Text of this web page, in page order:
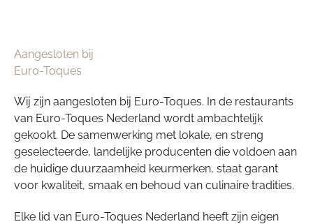
Aangesloten bij
Euro-Toques
Wij zijn aangesloten bij Euro-Toques. In de restaurants
van Euro-Toques Nederland wordt ambachtelijk
gekookt. De samenwerking met lokale, en streng
geselecteerde, landelijke producenten die voldoen aan
de huidige duurzaamheid keurmerken, staat garant
voor kwaliteit, smaak en behoud van culinaire tradities.
Elke lid van Euro-Toques Nederland heeft zijn eigen